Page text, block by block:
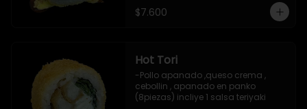
$7.600
Hot Tori
-Pollo apanado ,queso crema ,
cebollin , apanado en panko
(8piezas) incliye 1 salsa teriyaki